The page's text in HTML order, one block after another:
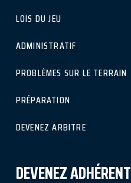
LOIS DU JEU
ADMINISTRATIF
PROBLÈMES SUR LE TERRAIN
PRÉPARATION
DEVENEZ ARBITRE
DEVENEZ ADHÉRENT